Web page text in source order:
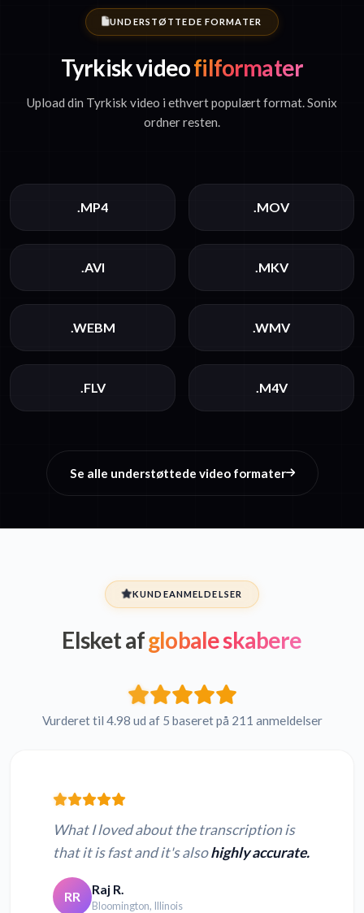
UNDERSTØTTEDE FORMATER
Tyrkisk videofilformater
Upload din Tyrkisk video i ethvert populært format. Sonix
ordner resten.
.MP4 .MOV
.AVI .MKV
.WEBM .WMV
.FLV .M4V
Se alle understøttede video formater
KUNDEANMELDELSER
Elsket afglobale skabere
Vurderet til 4.98 ud af 5 baseret på 211 anmeldelser
What I loved about the transcription is
that it is fast and it's alsohighly accurate.
RR Raj R.
Bloomington, Illinois